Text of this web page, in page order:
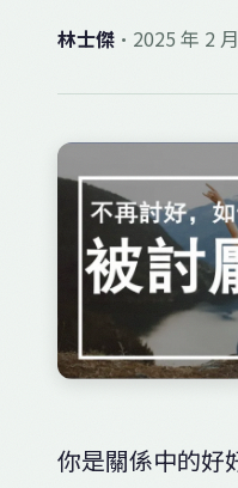
林士傑 · 2025 年 2
你是關係中的好